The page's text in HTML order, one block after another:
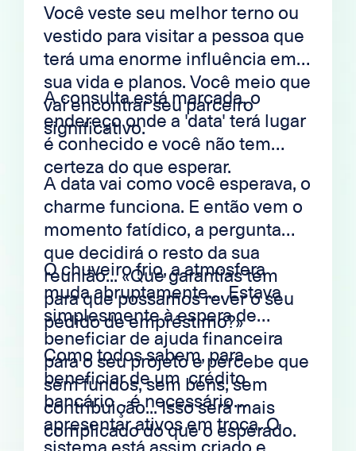
Você veste seu melhor terno ou
vestido para visitar a pessoa que
terá uma enorme influência em
sua vida e planos. Você meio que
vai encontrar seu parceiro
significativo.
A consulta está marcada, o
endereço onde a 'data' terá lugar
é conhecido e você não tem
certeza do que esperar.
A data vai como você esperava, o
charme funciona. E então vem o
momento fatídico, a pergunta
que decidirá o resto da sua
reunião... «Que garantias tem
para que possamos rever o seu
pedido de empréstimo?»
O chuveiro frio, a atmosfera
muda abruptamente.... Estava
simplesmente à espera de
beneficiar de ajuda financeira
para o seu projeto e percebe que
sem fundos, sem bens, sem
contribuição... Isso será mais
complicado do que o esperado.
Como todos sabem, para
beneficiar de um crédito
bancário , é necessário
apresentar ativos em troca. O